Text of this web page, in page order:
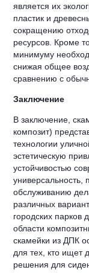
является их
пластик и
сокращению
ресурсов. Кроме
минимуму
снижая общее
сравнению с
Заключение
В заключение,
композит)
технологии
эстетическую
устойчивостью
универсальность,
обслуживанию
различных
городских парков
области
скамейки из ДПК
для тех, кто ищет
решения для